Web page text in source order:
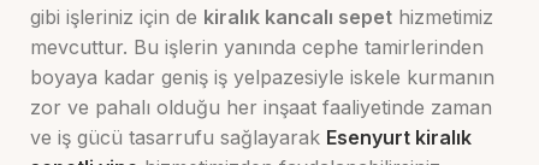
gibi işleriniz için de kiralık kancalı sepet hizmetimiz
mevcuttur. Bu işlerin yanında cephe tamirlerinden
boyaya kadar geniş iş yelpazesiyle iskele kurmanın
zor ve pahalı olduğu her inşaat faaliyetinde zaman
ve iş gücü tasarrufu sağlayarak Esenyurt kiralık